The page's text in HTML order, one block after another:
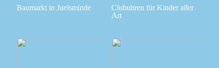
Baumarkt in Juelsminde
Clubuhren für Kinder aller
Art